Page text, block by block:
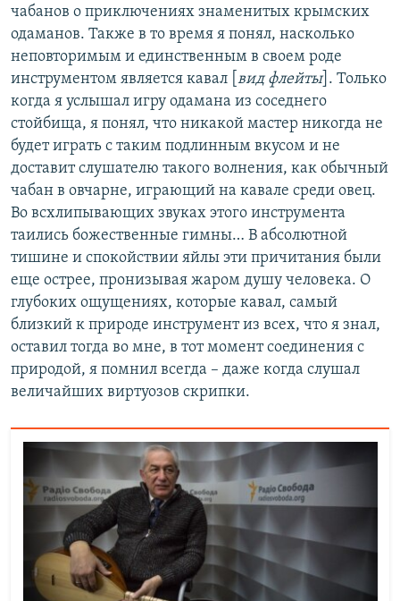
чабанов о приключениях знаменитых крымских
одаманов. Также в то время я понял, насколько
неповторимым и единственным в своем роде
инструментом является кавал [ вид флейты]. Только
когда я услышал игру одамана из соседнего
стойбища, я понял, что никакой мастер никогда не
будет играть с таким подлинным вкусом и не
доставит слушателю такого волнения, как обычный
чабан в овчарне, играющий на кавале среди овец.
Во всхлипывающих звуках этого инструмента
таились божественные гимны… В абсолютной
тишине и спокойствии яйлы эти причитания были
еще острее, пронизывая жаром душу человека. О
глубоких ощущениях, которые кавал, самый
близкий к природе инструмент из всех, что я знал,
оставил тогда во мне, в тот момент соединения с
природой, я помнил всегда – даже когда слушал
величайших виртуозов скрипки.